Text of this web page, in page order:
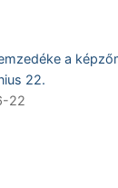
a
22.
22